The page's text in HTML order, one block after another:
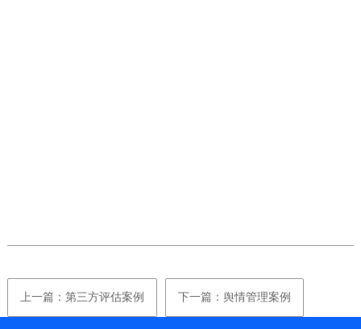
上一篇：第三方评估案例 下一篇：舆情管理案例